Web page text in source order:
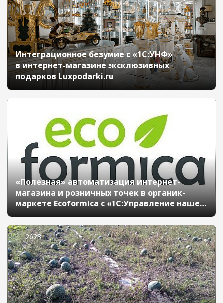
Интеграционное безумие с «1С:УНФ»
в интернет-магазине эксклюзивных
подарков Luxpodarki.ru
«Полезная» автоматизация интернет-
магазина и розничных точек в органик-
маркете Ecoformica с «1С:Управление нашей
фирмой»
2623